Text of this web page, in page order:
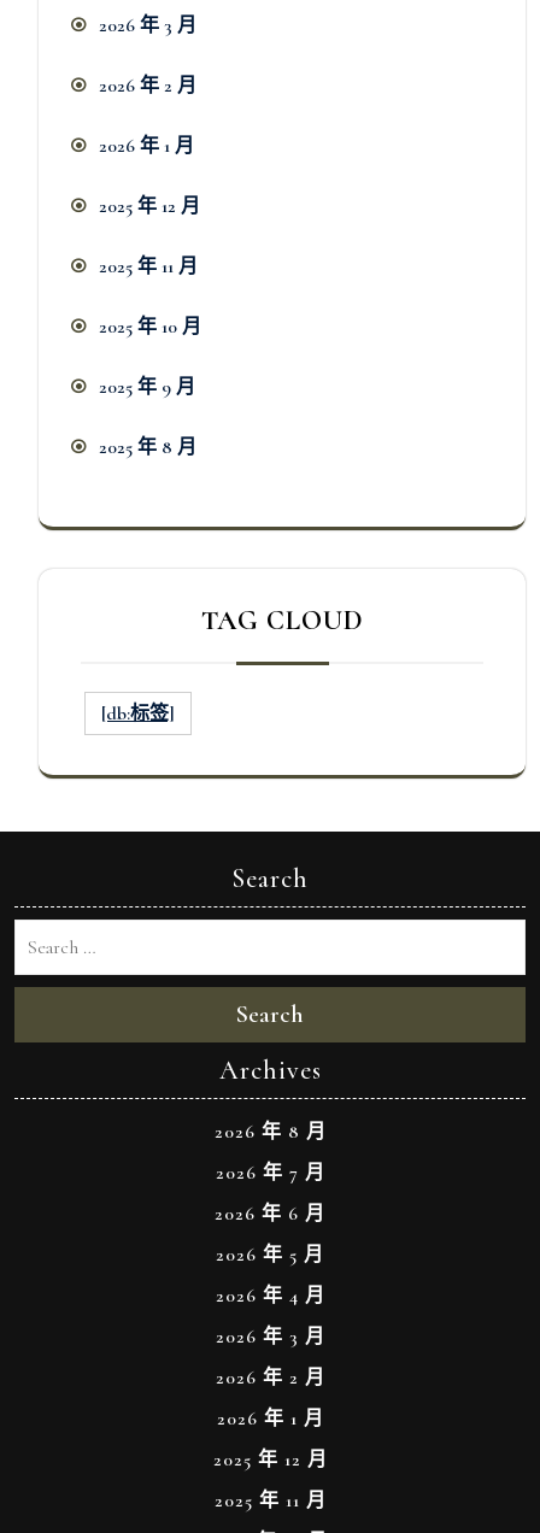
2026 年 3 月
2026 年 2 月
2026 年 1 月
2025 年 12 月
2025 年 11 月
2025 年 10 月
2025 年 9 月
2025 年 8 月
TAG CLOUD
[db:标签]
Search
Search
Archives
2026 年 8 月
2026 年 7 月
2026 年 6 月
2026 年 5 月
2026 年 4 月
2026 年 3 月
2026 年 2 月
2026 年 1 月
2025 年 12 月
2025 年 11 月